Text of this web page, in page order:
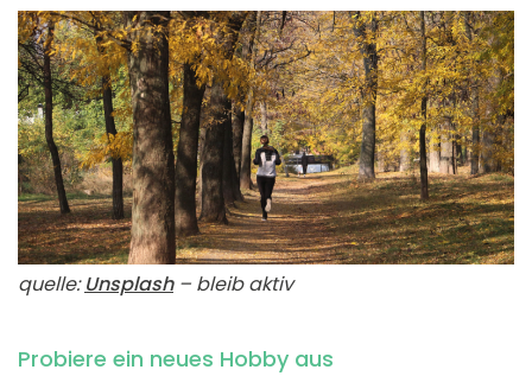
quelle:Unsplash– bleib aktiv
Probiere ein neues Hobby aus